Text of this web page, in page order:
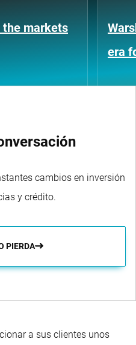
the markets
era
cambios en inversión
y crédito.
PIERDA
a sus clientes unos